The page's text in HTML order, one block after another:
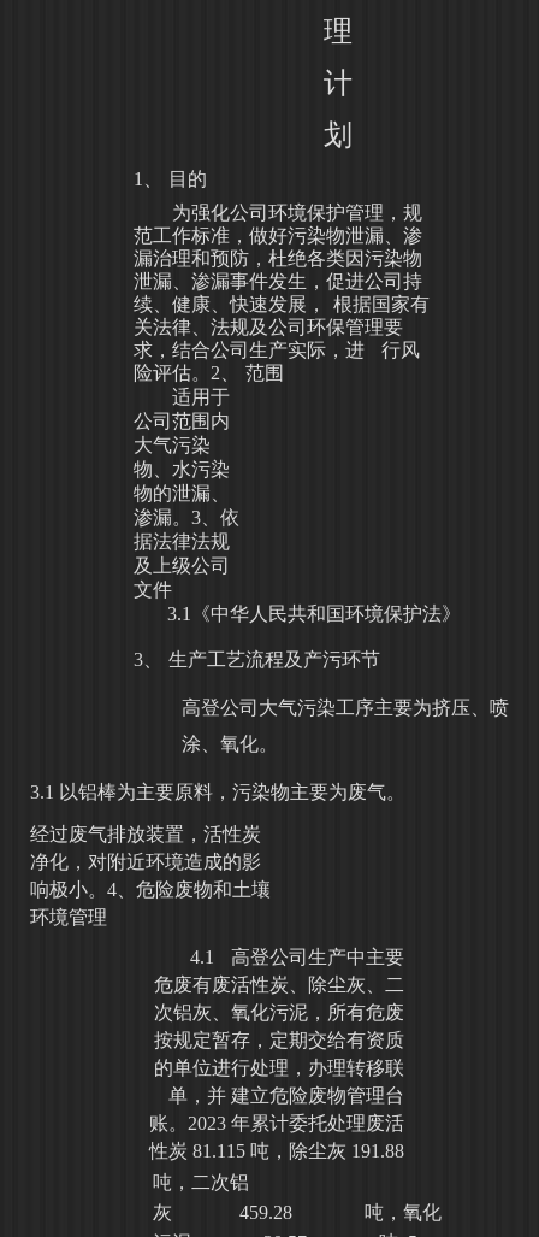
理
计
划
1、
目的
为强化公司环境保护管理，规
范工作标准，做好污染物泄漏、渗
漏治理和预防， 杜绝各类因污染物
泄漏、渗漏事件发生，促进公司持
续、健康、快速发展，
根据国家有
关法律、法规及公司环保管理要
求，结合公司生产实际，进
行风
险评估。 2、
范围
适用于
公司范围内
大气污染
物、水污染
物的泄漏、
渗漏。 3、依
据法律法规
及上级公司
文件
3.1 《中华人民共和国环境保护法》
3、 生产工艺流程及产污环节
高登公司大气污染工序主要为挤压、喷
涂、氧化。
3.1 以铝棒为主要原料，污染物主要为废气。
经过废气排放装置，活性炭
净化，对附近环境造成的影
响极小。 4、危险废物和土壤
环境管理
4.1
高登公司生产中主要
危废有废活性炭、除尘灰、二
次铝灰、氧化污泥， 所有危废
按规定暂存，定期交给有资质
的单位进行处理，办理转移联
单，并 建立危险废物管理台
账。 2023 年累计委托处理废活
性炭 81.115 吨，除尘灰 191.88
吨，二次铝
灰
459.28
吨，氧化